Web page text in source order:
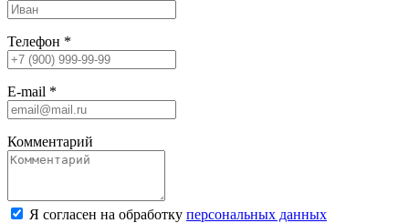
Телефон *
E-mail *
Комментарий
Я согласен на обработку персональных данных